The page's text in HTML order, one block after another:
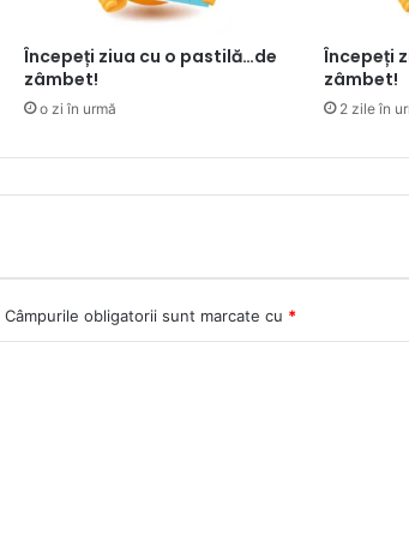
Începeți ziua cu o pastilă…de
zâmbet!
o zi în urmă
Începeți
zâmbet!
2 zile în
Câmpurile obligatorii sunt marcate cu *